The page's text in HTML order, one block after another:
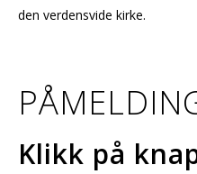
den verdensvide kirke.
Klikk på